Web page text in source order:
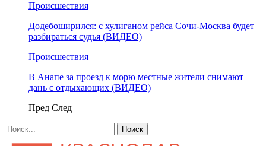
Происшествия
Додебоширился: с хулиганом рейса Сочи-Москва будет
разбираться судья (ВИДЕО)
Происшествия
В Анапе за проезд к морю местные жители снимают
дань с отдыхающих (ВИДЕО)
Пред След